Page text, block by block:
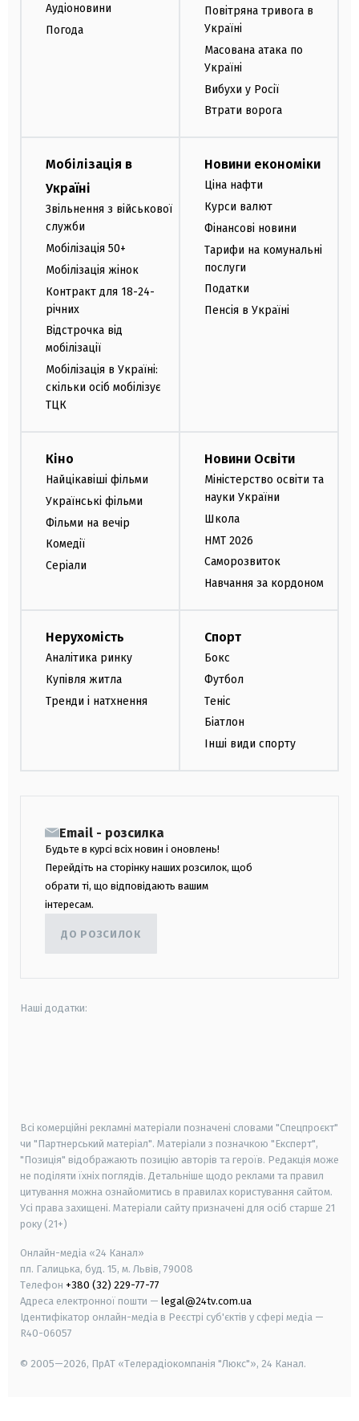
Аудіоновини
Погода
Повітряна тривога в
Україні
Масована атака по
Україні
Вибухи у Росії
Втрати ворога
Мобілізація в
Україні
Звільнення з військової
служби
Мобілізація 50+
Мобілізація жінок
Контракт для 18-24-
річних
Відстрочка від
мобілізації
Мобілізація в Україні:
скільки осіб мобілізує
ТЦК
Новини економіки
Ціна нафти
Курси валют
Фінансові новини
Тарифи на комунальні
послуги
Податки
Пенсія в Україні
Кіно
Найцікавіші фільми
Українські фільми
Фільми на вечір
Комедії
Серіали
Новини Освіти
Міністерство освіти та
науки України
Школа
НМТ 2026
Саморозвиток
Навчання за кордоном
Нерухомість
Аналітика ринку
Купівля житла
Тренди і натхнення
Спорт
Бокс
Футбол
Теніс
Біатлон
Інші види спорту
Email - розсилка
Будьте в курсі всіх новин і оновлень!
Перейдіть на сторінку наших розсилок, щоб
обрати ті, що відповідають вашим
інтересам.
ДО РОЗСИЛОК
Наші додатки:
Всі комерційні рекламні матеріали позначені словами "Спецпроєкт"
чи "Партнерський матеріал". Матеріали з позначкою "Експерт",
"Позиція" відображають позицію авторів та героїв. Редакція може
не поділяти їхніх поглядів. Детальніше щодо реклами та правил
цитування можна ознайомитись в правилах користування сайтом.
Усі права захищені. Матеріали сайту призначені для осіб старше 21
року (21+)
Онлайн-медіа «24 Канал»
пл. Галицька, буд. 15, м. Львів, 79008
Телефон +380 (32) 229-77-77
Адреса електронної пошти — legal@24tv.com.ua
Ідентифікатор онлайн-медіа в Реєстрі суб'єктів у сфері медіа —
R40-06057
© 2005—2026, ПрАТ «Телерадіокомпанія "Люкс"», 24 Канал.